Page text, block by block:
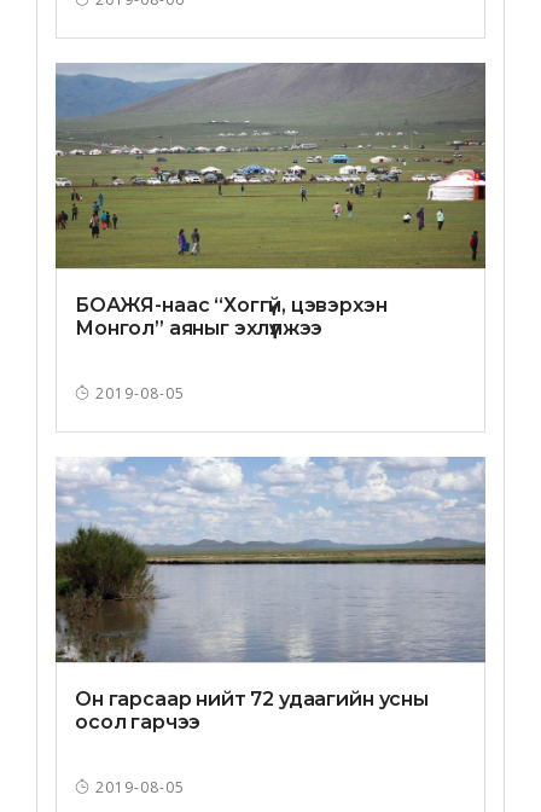
БОАЖЯ-наас “Хоггүй, цэвэрхэн
Монгол” аяныг эхлүүлжээ
2019-08-05
Он гарсаар нийт 72 удаагийн усны
осол гарчээ
2019-08-05